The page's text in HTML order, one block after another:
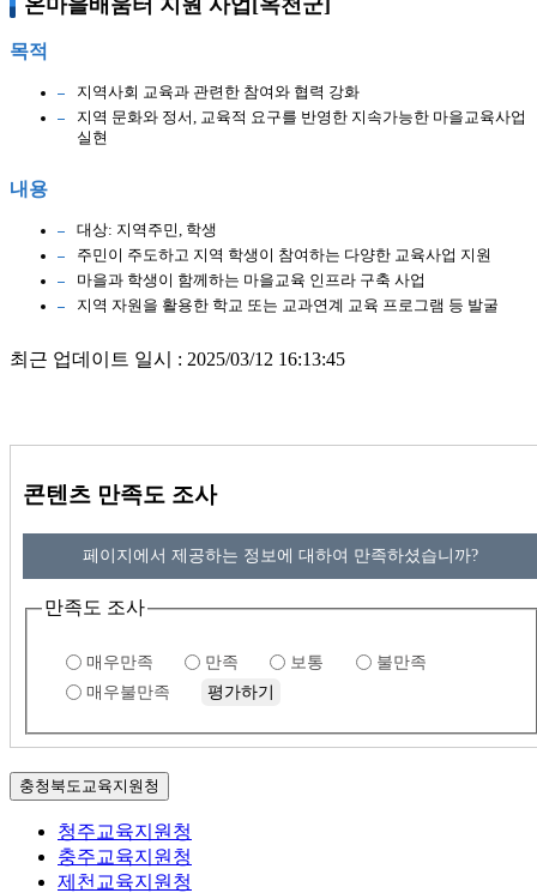
온마을배움터 지원 사업[옥천군]
목적
지역사회 교육과 관련한 참여와 협력 강화
지역 문화와 정서, 교육적 요구를 반영한 지속가능한 마을교육사업
실현
내용
대상: 지역주민, 학생
주민이 주도하고 지역 학생이 참여하는 다양한 교육사업 지원
마을과 학생이 함께하는 마을교육 인프라 구축 사업
지역 자원을 활용한 학교 또는 교과연계 교육 프로그램 등 발굴
최근 업데이트 일시 : 2025/03/12 16:13:45
콘텐츠 만족도 조사
페이지에서 제공하는 정보에 대하여 만족하셨습니까?
만족도 조사
매우만족 만족 보통
불만족
매우불만족
충청북도교육지원청
청주교육지원청
충주교육지원청
제천교육지원청